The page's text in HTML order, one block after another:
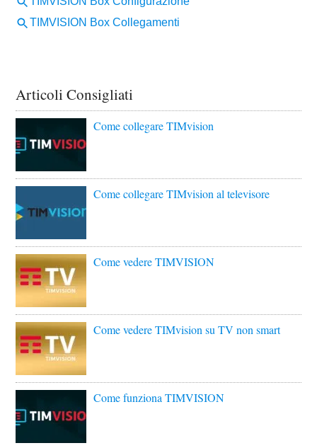
Articoli Consigliati
Come collegare TIMvision
Come collegare TIMvision al televisore
Come vedere TIMVISION
Come vedere TIMvision su TV non smart
Come funziona TIMVISION